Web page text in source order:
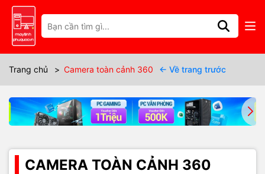
Trang chủ > Camera toàn cảnh 360 ← Về trang trước
CAMERA TOÀN CẢNH 360